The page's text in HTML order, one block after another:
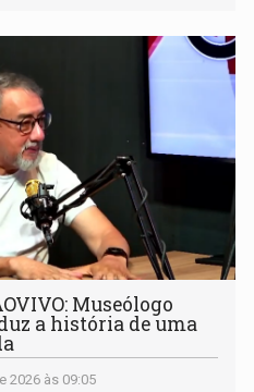
Museólogo
a história de uma
2026 às 09:05